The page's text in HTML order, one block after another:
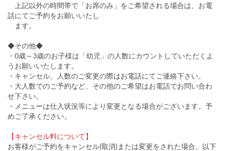
上記以外の時間帯で「お席のみ」をご希望される場合は、お電
話にてご予約をお願いいたし
ます。
◆その他◆
・0歳～3歳のお子様は「幼児」の人数にカウントしていただくよ
うお願いいたします。
・キャンセル、人数のご変更の際はお電話にてご連絡下さい。
・大人数でのご予約など、その他のご希望はお電話でお問い合わ
せ下さい。
・メニューは仕入状況等により変更となる場合がございます。予
めご了承ください。
【キャンセル料について】
お客様がご予約をキャンセル(取消)または変更をされた場合、以下